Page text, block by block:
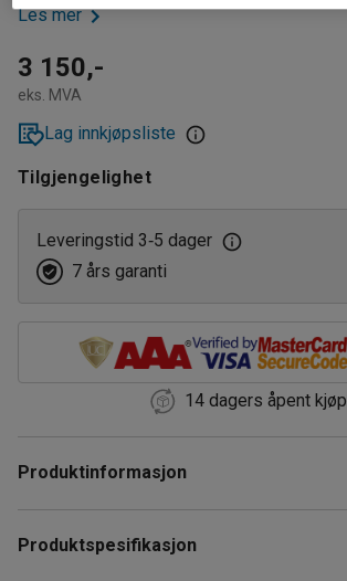
Les mer
3 150,-
eks. MVA
Lag innkjøpsliste
Tilgjengelighet
Leveringstid 3‑5 dager
7 års garanti
14 dagers åpent kjøp
Produktinformasjon
pallereoler.
Produktspesifikasjon